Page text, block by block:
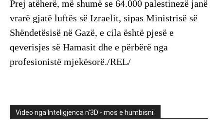
Prej atëherë, më shumë se 64.000 palestinezë janë
vrarë gjatë luftës së Izraelit, sipas Ministrisë së
Shëndetësisë në Gazë, e cila është pjesë e
qeverisjes së Hamasit dhe e përbërë nga
profesionistë mjekësorë./REL/
Video nga Inteligjenca n'3D - mos e humbisni: